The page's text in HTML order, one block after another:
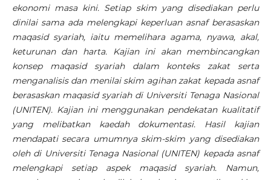
ekonomi masa kini. Setiap skim yang disediakan perlu
dinilai sama ada melengkapi keperluan asnaf berasaskan
maqasid syariah, iaitu memelihara agama, nyawa, akal,
keturunan dan harta. Kajian ini akan membincangkan
konsep maqasid syariah dalam konteks zakat serta
menganalisis dan menilai skim agihan zakat kepada asnaf
berasaskan maqasid syariah di Universiti Tenaga Nasional
(UNITEN). Kajian ini menggunakan pendekatan kualitatif
yang melibatkan kaedah dokumentasi. Hasil kajian
mendapati secara umumnya skim-skim yang disediakan
oleh di Universiti Tenaga Nasional (UNITEN) kepada asnaf
melengkapi setiap aspek maqasid syariah. Namun,